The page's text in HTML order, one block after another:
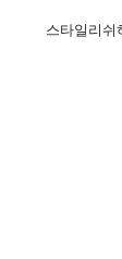
스타일리쉬